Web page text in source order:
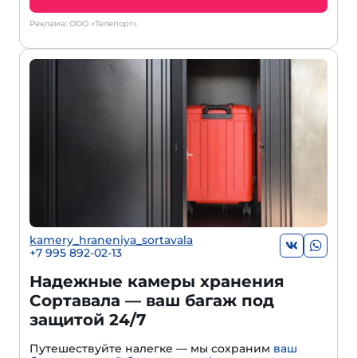
Реклама: ООО «Телепорт»
kamery_hraneniya_sortavala
+7 995 892-02-13
Надежные камеры хранения
Сортавала — ваш багаж под
защитой 24/7
Путешествуйте налегке — мы сохраним ваш